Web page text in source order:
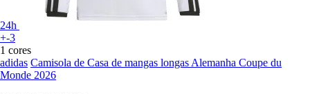
24h
+-3
1 cores
adidas Camisola de Casa de mangas longas Alemanha Coupe du
Monde 2026